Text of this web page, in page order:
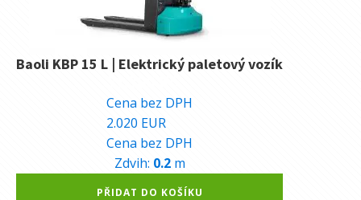
Baoli KBP 15 L | Elektrický paletový vozík
Cena bez DPH
2.020 EUR
Cena bez DPH
Zdvih: 0.2 m
PŘIDAT DO KOŠÍKU